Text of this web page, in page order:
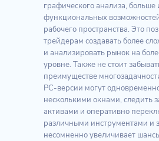
графического анализа, больше
функциональных
рабочего пространства. Это
трейдерам создавать более
и анализировать рынок на
уровне. Также не стоит
преимуществе
PC-версии могут
несколькими окнами, следить
активами и оперативно
различными инструментами и
несомненно увеличивает